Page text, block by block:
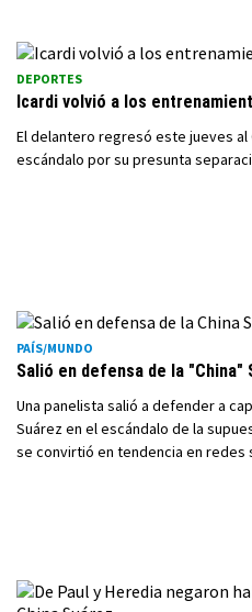
DEPORTES
Icardi volvió a los
El delantero regresó este jueves
escándalo por su presunta
PAÍS/MUNDO
Salió en defensa de la
Una panelista salió a defender a
Suárez en el escándalo de la
se convirtió en tendencia en redes